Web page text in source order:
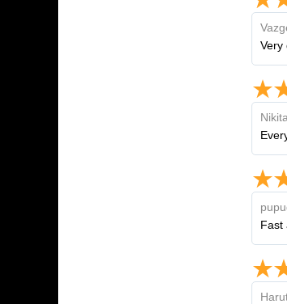
Very
Nikita
Fast